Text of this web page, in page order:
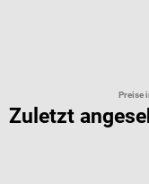
Preise
Zuletzt